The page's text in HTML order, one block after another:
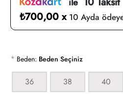
₺700,00 x 10 Ayda
* Beden: Beden Seçiniz
36 38 40